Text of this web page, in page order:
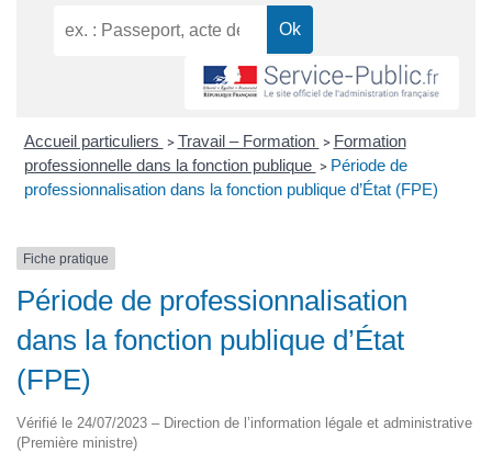
Accueil particuliers > Travail – Formation > Formation
professionnelle dans la fonction publique > Période de
professionnalisation dans la fonction publique d’État (FPE)
Fiche pratique
Période de professionnalisation
dans la fonction publique d’État
(FPE)
Vérifié le 24/07/2023 – Direction de l’information légale et administrative
(Première ministre)